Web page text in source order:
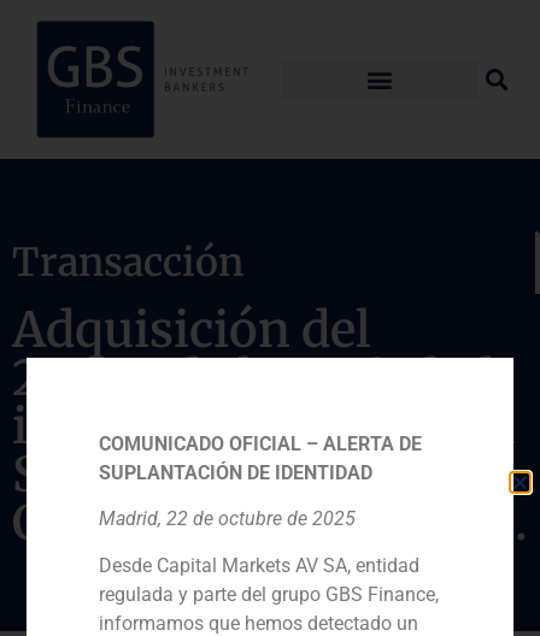
Transacción
Adquisición del
22,2% de la sociedad
inmobiliaria francesa
SFL, propiedad de
Cacip, Unibail y Orion.
COMUNICADO OFICIAL – ALERTA DE
SUPLANTACIÓN DE IDENTIDAD
Madrid, 22 de octubre de 2025
Desde Capital Markets AV SA, entidad
regulada y parte del grupo GBS Finance,
informamos que hemos detectado un